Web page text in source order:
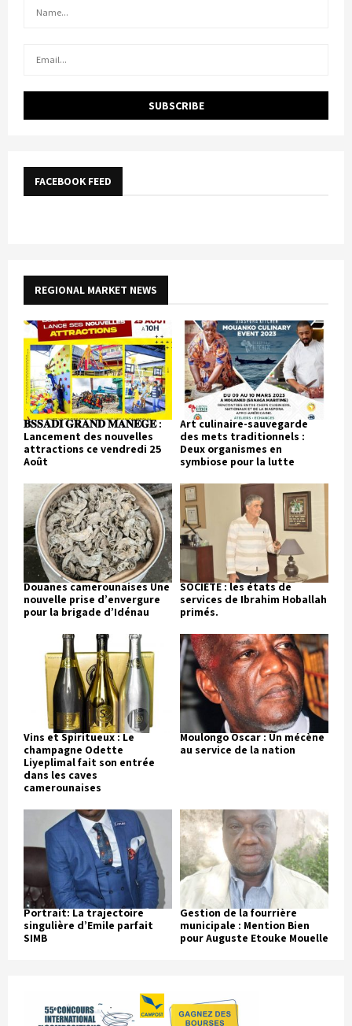
FACEBOOK FEED
REGIONAL MARKET NEWS
𝐁𝐒𝐒𝐀𝐃𝐈 𝐆𝐑𝐀𝐍𝐃 𝐌𝐀𝐍𝐄𝐆𝐄 :
Lancement des nouvelles
attractions ce vendredi 25
Août
Art culinaire-sauvegarde
des mets traditionnels :
Deux organismes en
symbiose pour la lutte
Douanes camerounaises Une
nouvelle prise d’envergure
pour la brigade d’Idénau
SOCIÉTÉ : les états de
services de Ibrahim Hoballah
primés.
Vins et Spiritueux : Le
champagne Odette
Liyeplimal fait son entrée
dans les caves
camerounaises
Moulongo Oscar : Un mécène
au service de la nation
Portrait: La trajectoire
singulière d’Emile parfait
SIMB
Gestion de la fourrière
municipale : Mention Bien
pour Auguste Etouke Mouelle